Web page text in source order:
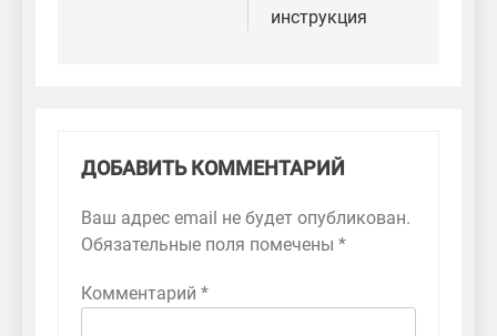
инструкция
ДОБАВИТЬ КОММЕНТАРИЙ
Ваш адрес email не будет опубликован.
Обязательные поля помечены *
Комментарий *